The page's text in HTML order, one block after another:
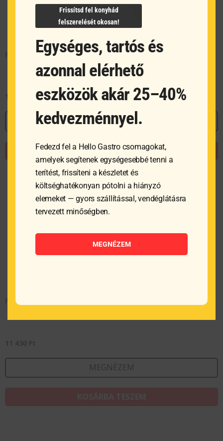
FISKARS Essential szakácskés (21 cm)
11 430
MEGNÉZEM
KOSÁRBA TESZEM
FISKARS Essential kenyérvágó kés (23 cm)
11 430 Ft
MEGNÉZEM
Frissítsd fel konyhád
felszerelését okosan!
Egységes, tartós és
azonnal elérhető
eszközök akár 25–40%
kedvezménnyel.
Fedezd fel a Hello Gastro csomagokat,
amelyek segítenek egységesebbé tenni a
terítést, frissíteni a készletet és
költséghatékonyan pótolni a hiányzó
elemeket — gyors szállítással, vendéglátásra
tervezett minőségben.
MEGNÉZEM